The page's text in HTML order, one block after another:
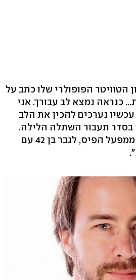
הטוויטר הפופולרי שלו כתב על
כנראה נמצא לב עבורך. אני
נערכים להכין את הלב
בסדר תעבור השתלה הלילה.
אני, בתפקיד אריאלה ממפעל הפיס, לגבר בן 42 עם